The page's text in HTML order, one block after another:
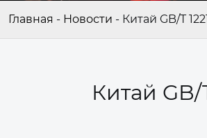
Главная - Новости - Китай GB/T
Китай